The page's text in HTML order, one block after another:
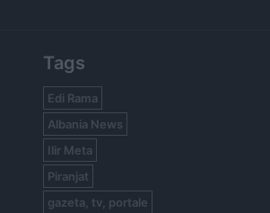
Tags
Edi Rama
Albania News
Ilir Meta
Piranjat
gazeta, tv, portale